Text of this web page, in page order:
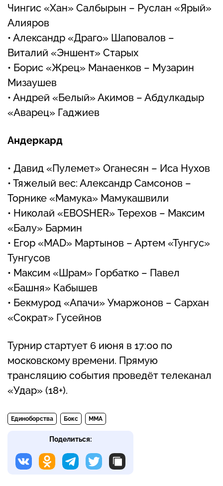
Чингис «Хан» Салбырын – Руслан «Ярый»
Алияров
• Александр «Драго» Шаповалов –
Виталий «Эншент» Старых
• Борис «Жрец» Манаенков – Музарин
Мизаушев
• Андрей «Белый» Акимов – Абдулкадыр
«Аварец» Гаджиев
Андеркард
• Давид «Пулемет» Оганесян – Иса Нухов
• Тяжелый вес: Александр Самсонов –
Торнике «Мамука» Мамукашвили
• Николай «EBOSHER» Терехов – Максим
«Балу» Бармин
• Егор «MAD» Мартынов – Артем «Тунгус»
Тунгусов
• Максим «Шрам» Горбатко – Павел
«Башня» Кабышев
• Бекмурод «Апачи» Умаржонов – Сархан
«Сократ» Гусейнов
Турнир стартует 6 июня в 17:00 по
московскому времени. Прямую
трансляцию события проведёт телеканал
«Удар» (18+).
Единоборства Бокс MMA
Поделиться: